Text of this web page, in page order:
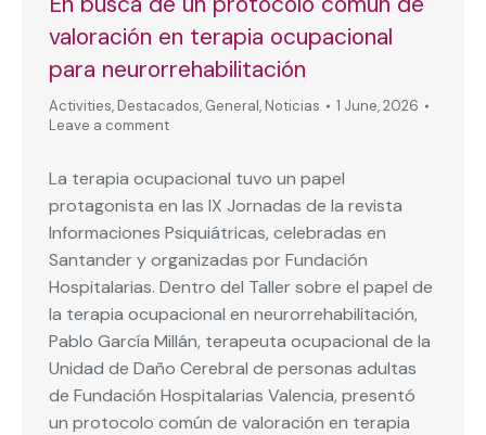
valoración en terapia ocupacional
para neurorrehabilitación
Activities, Destacados, General, Noticias
1 June, 2026
Leave a comment
La terapia ocupacional tuvo un papel
protagonista en las IX Jornadas de la revista
Informaciones Psiquiátricas, celebradas en
Santander y organizadas por Fundación
Hospitalarias. Dentro del Taller sobre el papel de
la terapia ocupacional en neurorrehabilitación,
Pablo García Millán, terapeuta ocupacional de la
Unidad de Daño Cerebral de personas adultas
de Fundación Hospitalarias Valencia, presentó
un protocolo común de valoración en terapia